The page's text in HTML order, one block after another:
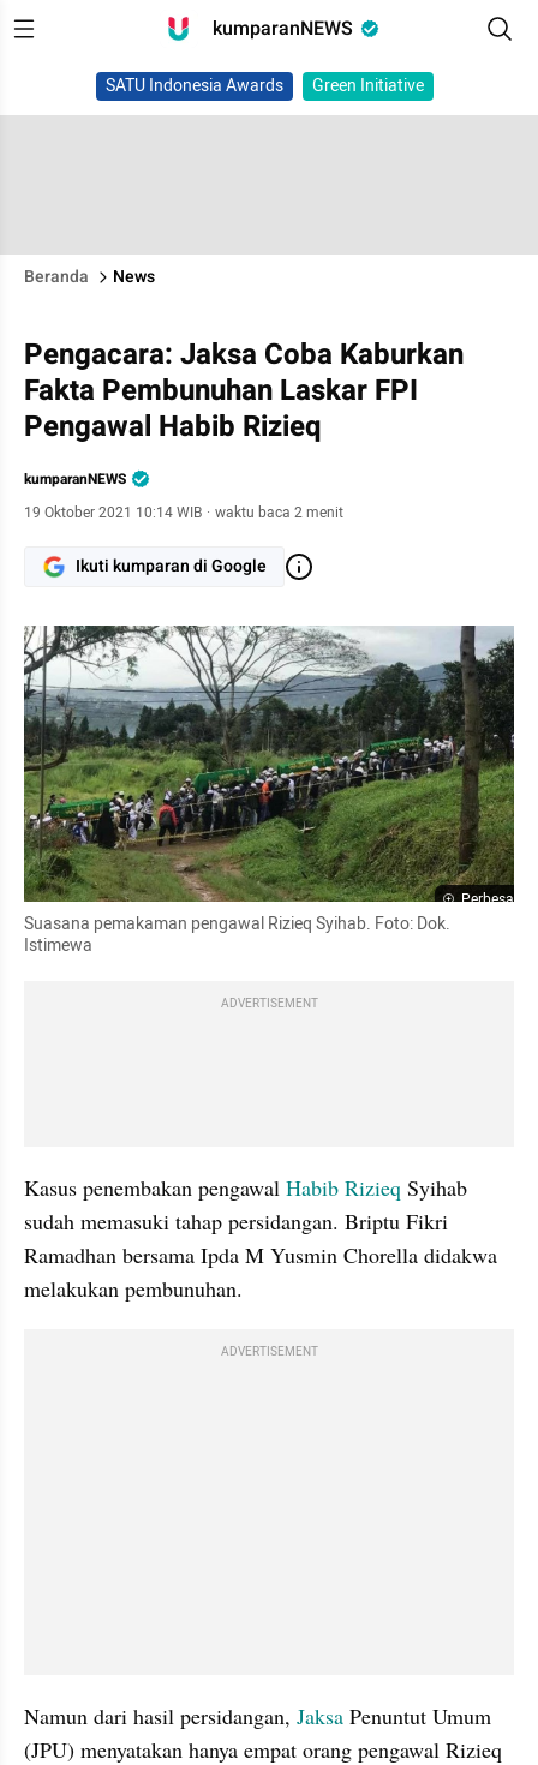
kumparanNEWS
SATU Indonesia Awards Green Initiative
Beranda News
Pengacara: Jaksa Coba Kaburkan
Fakta Pembunuhan Laskar FPI
Pengawal Habib Rizieq
kumparanNEWS
19 Oktober 2021 10:14 WIB · waktu baca 2 menit
Ikuti kumparan di Google
Perbesar
Suasana pemakaman pengawal Rizieq Syihab. Foto: Dok.
Istimewa
ADVERTISEMENT
Kasus penembakan pengawal Habib Rizieq Syihab
sudah memasuki tahap persidangan. Briptu Fikri
Ramadhan bersama Ipda M Yusmin Chorella didakwa
melakukan pembunuhan.
ADVERTISEMENT
Namun dari hasil persidangan, Jaksa Penuntut Umum
(JPU) menyatakan hanya empat orang pengawal Rizieq